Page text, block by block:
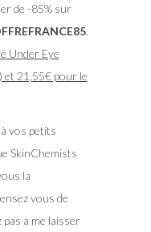
de -85% sur
.
Under Eye
et 21,55€ pour le
vos petits
SkinChemists
la
vous de
pas à me laisser